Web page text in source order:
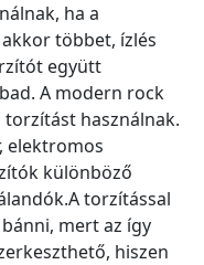
ha a
többet, ízlés
együtt
A modern rock
használnak.
elektromos
különböző
torzítással
mert az így
hiszen